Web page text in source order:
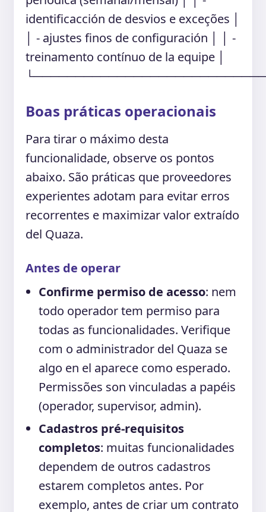
identificacción de desvios e exceções │
│ - ajustes finos de configuración │ │ -
treinamento contínuo de la equipe │
Boas práticas operacionais
Para tirar o máximo desta
funcionalidade, observe os pontos
abaixo. São práticas que proveedores
experientes adotam para evitar erros
recorrentes e maximizar valor extraído
del Quaza.
Antes de operar
Confirme permiso de acesso: nem
todo operador tem permiso para
todas as funcionalidades. Verifique
com o administrador del Quaza se
algo en el aparece como esperado.
Permissões son vinculadas a papéis
(operador, supervisor, admin).
Cadastros pré-requisitos
completos: muitas funcionalidades
dependem de outros cadastros
estarem completos antes. Por
exemplo, antes de criar um contrato